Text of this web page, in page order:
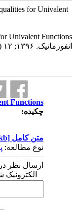
for Univalent
انفورماتیک. ۱۳۹۶; ۱۲ (۲) :۱۱۱-۱۱۶
Functions
چکیده:
متن کامل[PDF 102 kb]
نوع مطالعه:
ارسال نظر
الکترونیک